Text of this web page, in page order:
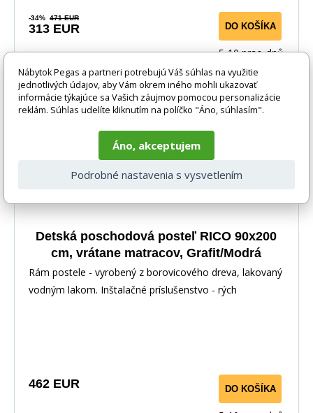
-34% 471 EUR
313 EUR DO KOŠÍKA
5-10 prac. dnů
Detská poschodová posteľ RICO 90x200
cm, vrátane matracov, Grafit/Modrá
Rám postele - vyrobený z borovicového dreva, lakovaný
vodným lakom. Inštalačné príslušenstvo - rých
462 EUR DO KOŠÍKA
Nábytok Pegas a partneri potrebujú Váš súhlas na využitie
jednotlivých údajov, aby Vám okrem iného mohli ukazovať
informácie týkajúce sa Vašich záujmov pomocou personalizácie
reklám. Súhlas udelíte kliknutím na políčko "Áno, súhlasím".
Áno, akceptujem
Podrobné nastavenia s vysvetlením